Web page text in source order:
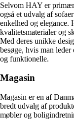
Selvom HAY er
også et udvalg af
enkelhed og
kvalitetsmaterialer og
Med deres unikke
besøge, hvis man
og funktionelle.
Magasin
Magasin er en af
bredt udvalg af
møbler og